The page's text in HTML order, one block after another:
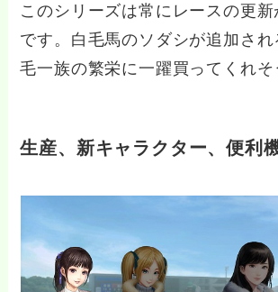
このシリーズは常にレースの更
です。白毛馬のソダシが追加され
毛一族の繁栄に一躍買ってくれそ
生産、新キャラクター、便利